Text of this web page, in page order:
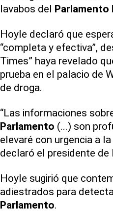
lavabos del Parlamento
Hoyle declaró que
“completa y efectiva”,
Times” haya revelado
prueba en el palacio de
de droga.
“Las informaciones
Parlamento (...) son
elevaré con urgencia a
declaró el presidente de
Hoyle sugirió que
adiestrados para
Parlamento.